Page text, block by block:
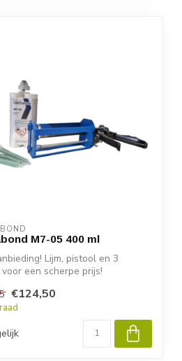
M7-05 400 ml
Lijm, pistool en 3
een scherpe prijs!
€124,50